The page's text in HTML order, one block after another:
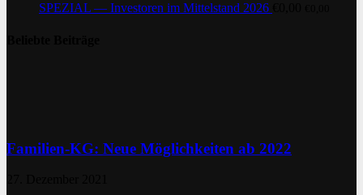
SPEZIAL — Investoren im Mittelstand 2026
Familien-KG: Neue Möglichkeiten ab 2022